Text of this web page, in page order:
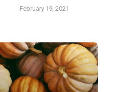
February 19, 2021